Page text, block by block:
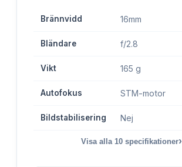
Brännvidd 16mm
Bländare f/2.8
Vikt 165 g
Autofokus STM-motor
Bildstabilisering Nej
Visa alla 10 specifikationer›